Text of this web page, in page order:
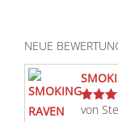
NEUE
von